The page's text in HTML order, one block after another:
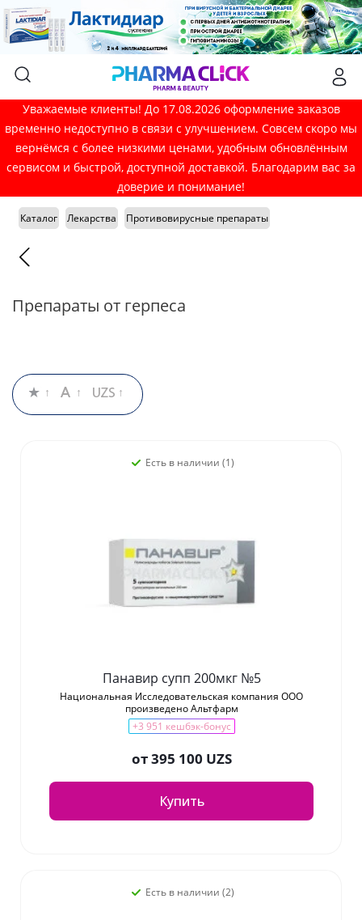
Уважаемые клиенты! До 17.08.2026 оформление заказов
временно недоступно в связи с улучшением. Совсем скоро мы
вернёмся с более низкими ценами, удобным обновлённым
сервисом и быстрой, доступной доставкой. Благодарим вас за
доверие и понимание!
Каталог Лекарства Противовирусные препараты
Препараты от герпеса
Есть в наличии (1)
Панавир супп 200мкг №5
Национальная Исследовательская компания ООО
произведено Альтфарм
+3 951 кешбэк-бонус
от395 100 UZS
Купить
Есть в наличии (2)